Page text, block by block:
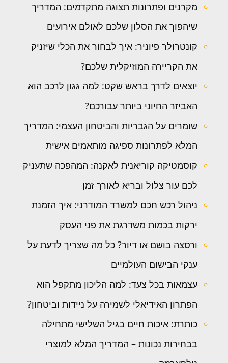
מקרנים ופתרונות תצוגה מתקדמים: המדריך
שיהפוך את הסלון שלכם לאולם אירועים
קונטרולר פיוניר: איך לבחור את הכלי שיזניק
את הקריירה המוזיקלית שלכם?
יוצאים לדרך בראש שקט: למה גגון לרכב הוא
האביזר החיוני ביותר עבורכם?
שומרים על הגבריות והביטחון העצמי: המדריך
המלא לפתרונות ספיגה מותאמים אישית
קוסמטיקה קוריאנית לאקנה: המהפכה שתעניק
לכם עור צלול ובריא לאורך זמן
ניהול רכש חכם למשרד המודרני: איך הזמנת
ירקות בכמות משדרגת את פני העסק
ורסצה בושם או דיור? כל מה שצריך לדעת על
ענקי הבישום העולמיים
עצמאות בכל צעד: למה הליכון מתקפל הוא
הפתרון האידיאלי לשמירה על ניידות וביטחון?
כותרת: איכות חיים בגיל השלישי מתחילה
בבחירות נכונות – המדריך המלא למוצרי